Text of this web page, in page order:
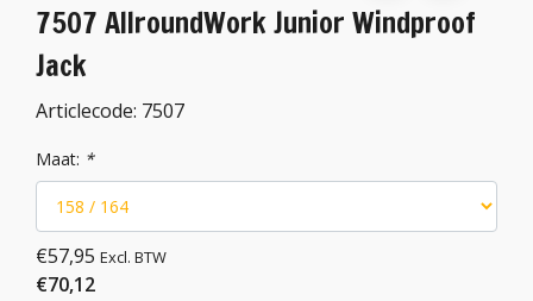
7507 AllroundWork Junior Windproof
Jack
Articlecode: 7507
Maat: *
€57,95 Excl. BTW
€70,12